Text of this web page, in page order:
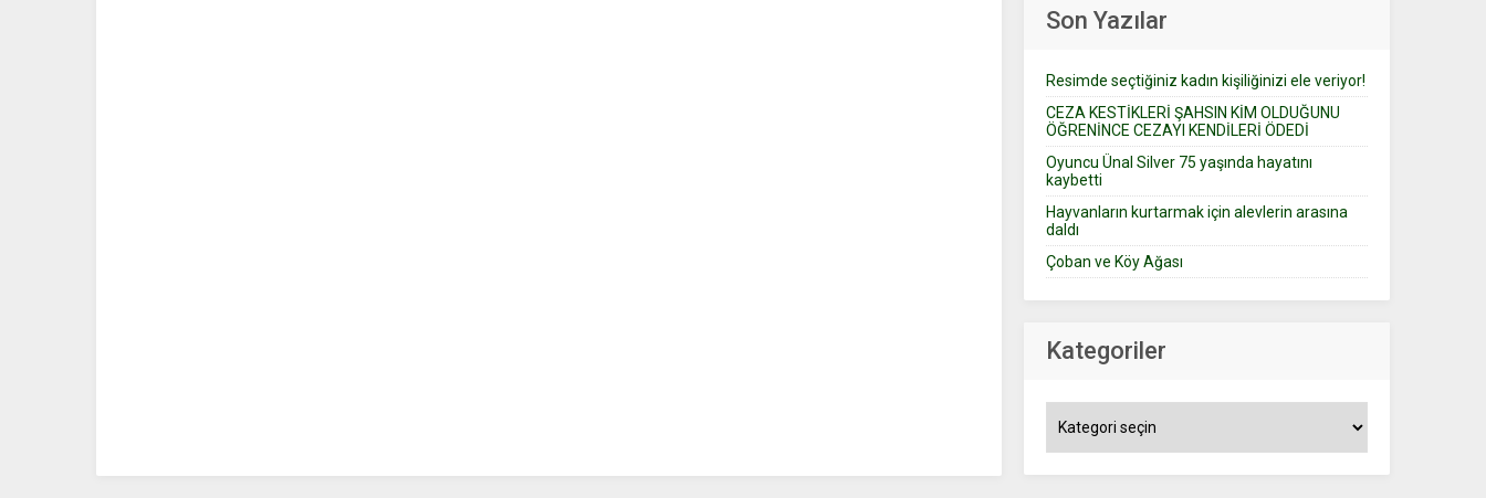
Son Yazılar
Resimde seçtiğiniz kadın kişiliğinizi ele veriyor!
CEZA KESTİKLERİ ŞAHSIN KİM OLDUĞUNU
ÖĞRENİNCE CEZAYI KENDİLERİ ÖDEDİ
Oyuncu Ünal Silver 75 yaşında hayatını
kaybetti
Hayvanların kurtarmak için alevlerin arasına
daldı
Çoban ve Köy Ağası
Kategoriler